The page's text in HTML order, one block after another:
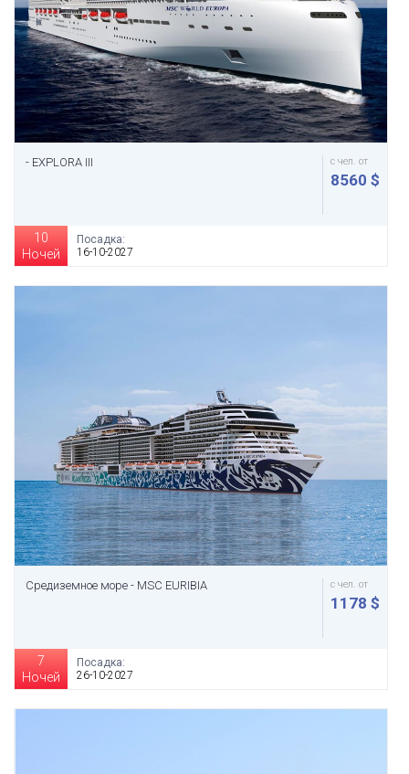
- EXPLORA III с чел. от
8560 $
10
Ночей
Посадка:
16-10-2027
Средиземное море - MSC EURIBIA с чел. от
1178 $
7
Ночей
Посадка:
26-10-2027